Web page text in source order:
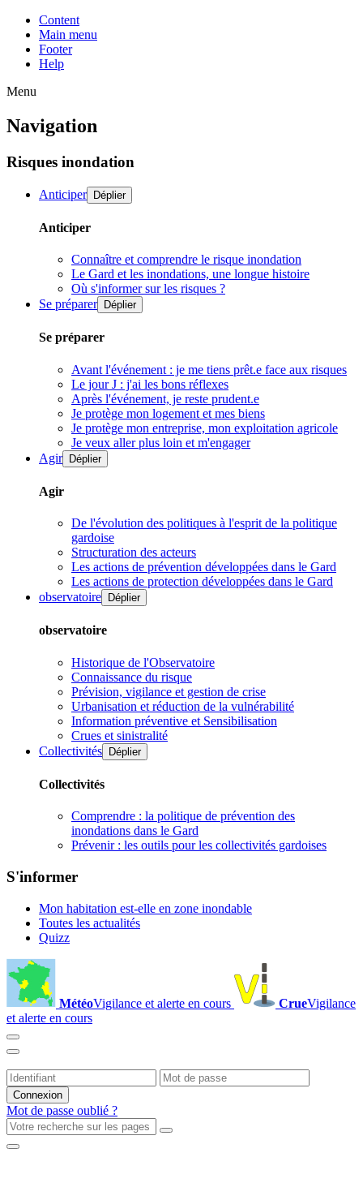
Content
Main menu
Footer
Help
Menu
Navigation
Risques inondation
Anticiper Déplier
Anticiper
Connaître et comprendre le risque inondation
Le Gard et les inondations, une longue histoire
Où s'informer sur les risques ?
Se préparer
Déplier
Se préparer
Avant l'événement : je me tiens prêt.e face aux risques
Le jour J : j'ai les bons réflexes
Après l'événement, je reste prudent.e
Je protège mon logement et mes biens
Je protège mon entreprise, mon exploitation agricole
Je veux aller plus loin et m'engager
Agir Déplier
Agir
De l'évolution des politiques à l'esprit de la politique
gardoise
Structuration des acteurs
Les actions de prévention développées dans le Gard
Les actions de protection développées dans le Gard
observatoire
Déplier
observatoire
Historique de l'Observatoire
Connaissance du risque
Prévision, vigilance et gestion de crise
Urbanisation et réduction de la vulnérabilité
Information préventive et Sensibilisation
Crues et sinistralité
Collectivités Déplier
Collectivités
Comprendre : la politique de prévention des
inondations dans le Gard
Prévenir : les outils pour les collectivités gardoises
S'informer
Mon habitation est-elle en zone inondable
Toutes les actualités
Quizz
MétéoVigilance et alerte en cours CrueVigilance
et alerte en cours
Mot de passe oublié ?